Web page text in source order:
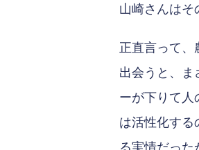
山崎さんはそ
正直言って、
出会うと、ま
ーが下りて人
は活性化する
る実情だった